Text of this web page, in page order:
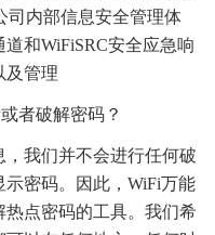
司内部信息安全管理体
和WiFiSRC安全应急响
及管理
者破解密码？
我们并不会进行任何破
密码。因此，WiFi万能
点密码的工具。我们希